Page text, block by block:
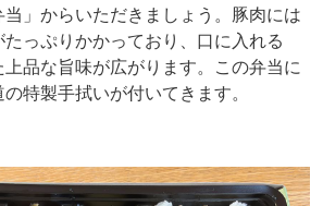
」からいただきましょう。豚肉には
っぷりかかっており、口に入れる
品な旨味が広がります。この弁当に
特製手拭いが付いてきます。